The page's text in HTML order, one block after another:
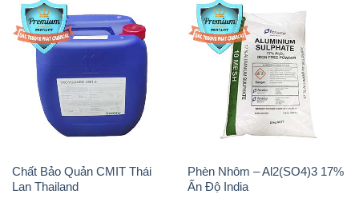
Chất Bảo Quản CMIT Thái
Lan Thailand
Phèn Nhôm – Al2(SO4)3 17%
Ấn Độ India